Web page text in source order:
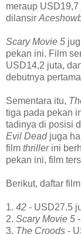
meraup
dilansir
Scary Movie 5
pekan ini. Film
USD14,2 juta,
debutnya
Sementara itu,
tiga pada pekan
tadinya di posisi
Evil Deadjuga
film thrillerini
pekan ini, film
Berikut, daftar film
1. 42 - USD27.5
2. Scary Movie 5
3. The Croods -